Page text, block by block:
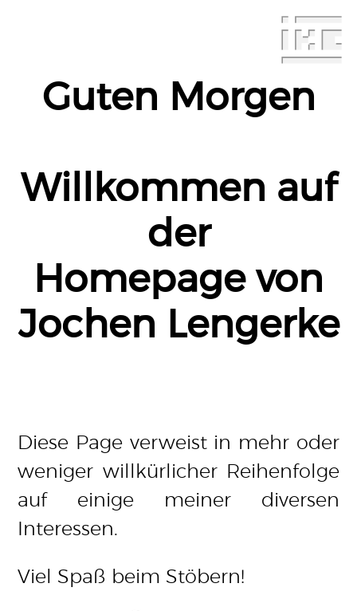
Guten Morgen
Willkommen auf
der
Homepage von
Jochen Lengerke
Diese Page verweist in mehr oder
weniger willkürlicher Reihenfolge
auf einige meiner diversen
Interessen.
Viel Spaß beim Stöbern!